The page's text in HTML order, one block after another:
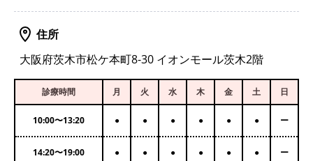
住所
大阪府茨木市松ケ本町8-30 イオンモール茨木2階
診療時間 月 火 水 木 金 土 日
10:00〜13:20 ● ● ● ● ● ● ー
14:20〜19:00 ● ● ● ● ● ● ー